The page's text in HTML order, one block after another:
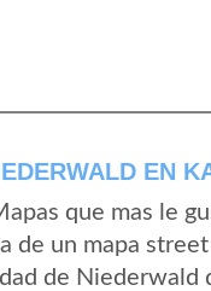
EN
que mas le
de un mapa
de Niederwald